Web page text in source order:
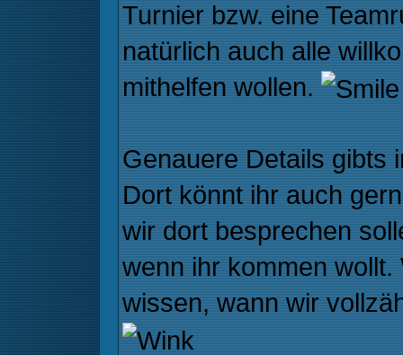
Turnier bzw. eine
natürlich auch alle
mithelfen wollen.
Genauere Details gibts
Dort könnt ihr auch
wir dort besprechen
wenn ihr kommen
wissen, wann wir